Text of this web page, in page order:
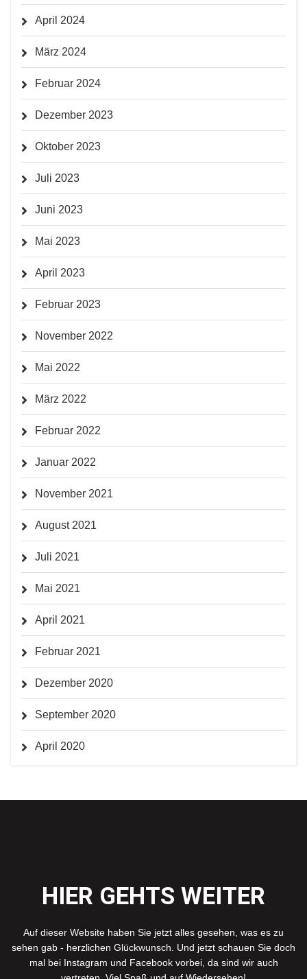
April 2024
März 2024
Februar 2024
Dezember 2023
Oktober 2023
Juli 2023
Juni 2023
Mai 2023
April 2023
Februar 2023
November 2022
Mai 2022
März 2022
Februar 2022
Januar 2022
November 2021
August 2021
Juli 2021
Mai 2021
April 2021
Februar 2021
Dezember 2020
September 2020
April 2020
HIER GEHTS WEITER
Auf dieser Website haben Sie jetzt alles gesehen, was es zu
sehen gab - herzlichen Glückwunsch. Und jetzt schauen Sie doch
mal bei Instagram und Facebook vorbei, da sind wir auch